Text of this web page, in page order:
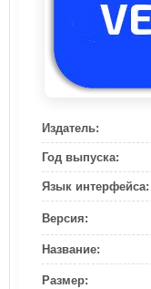
Издатель:
Год выпуска:
Язык интерфейса:
Версия:
Название:
Размер: